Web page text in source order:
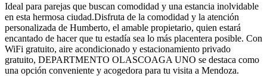
Ideal para parejas que buscan comodidad y una estancia inolvidable
en esta hermosa ciudad.Disfruta de la comodidad y la atención
personalizada de Humberto, el amable propietario, quien estará
encantado de hacer que tu estadía sea lo más placentera posible. Con
WiFi gratuito, aire acondicionado y estacionamiento privado
gratuito, DEPARTMENTO OLASCOAGA UNO se destaca como
una opción conveniente y acogedora para tu visita a Mendoza.